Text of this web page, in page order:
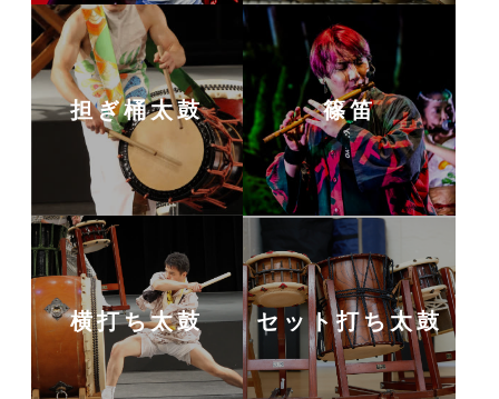
担ぎ桶太鼓 篠笛
横打ち太鼓 セット打ち太鼓